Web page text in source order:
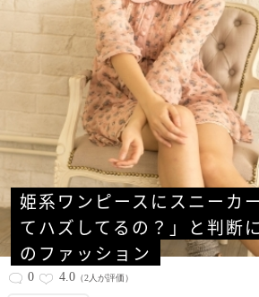
姫系ワンピースにスニーカ
てハズしてるの？」と判断
のファッション
0 4.0 （2人が評価）